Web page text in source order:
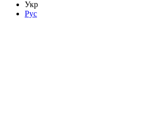
Укр
Рус